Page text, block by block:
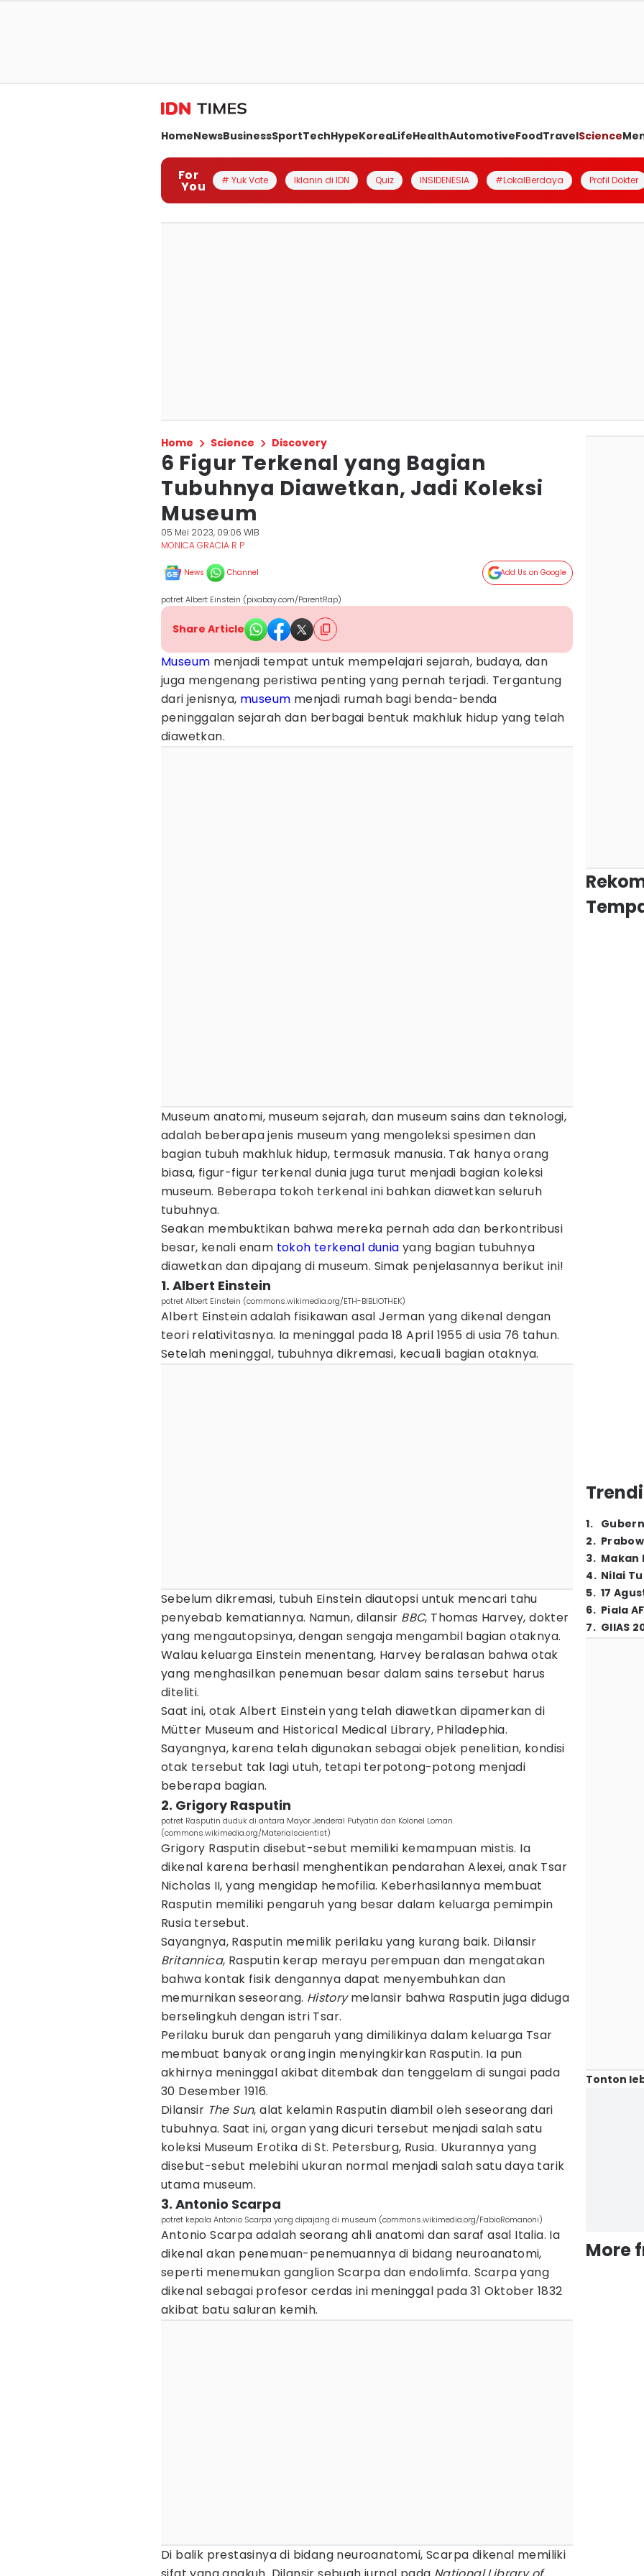
HomeNewsBusinessSportTechHypeKoreaLifeHealthAutomotiveFoodTravelScience
For
You # Yuk Vote Iklanin di IDN Quiz INSIDENESIA #LokalBerdaya Profil Dokter
Home Science Discovery
6 Figur Terkenal yang Bagian
Tubuhnya Diawetkan, Jadi Koleksi
Museum
05 Mei 2023, 09:06 WIB
MONICA GRACIA R P
News Channel Add Us on Google
potret Albert Einstein (pixabay.com/ParentRap)
Share Article
Museum menjadi tempat untuk mempelajari sejarah, budaya, dan
juga mengenang peristiwa penting yang pernah terjadi. Tergantung
dari jenisnya, museum menjadi rumah bagi benda-benda
peninggalan sejarah dan berbagai bentuk makhluk hidup yang telah
diawetkan.
Museum anatomi, museum sejarah, dan museum sains dan teknologi,
adalah beberapa jenis museum yang mengoleksi spesimen dan
bagian tubuh makhluk hidup, termasuk manusia. Tak hanya orang
biasa, figur-figur terkenal dunia juga turut menjadi bagian koleksi
museum. Beberapa tokoh terkenal ini bahkan diawetkan seluruh
tubuhnya.
Seakan membuktikan bahwa mereka pernah ada dan berkontribusi
besar, kenali enam tokoh terkenal dunia yang bagian tubuhnya
diawetkan dan dipajang di museum. Simak penjelasannya berikut ini!
1. Albert Einstein
potret Albert Einstein (commons.wikimedia.org/ETH-BIBLIOTHEK)
Albert Einstein adalah fisikawan asal Jerman yang dikenal dengan
teori relativitasnya. Ia meninggal pada 18 April 1955 di usia 76 tahun.
Setelah meninggal, tubuhnya dikremasi, kecuali bagian otaknya.
Sebelum dikremasi, tubuh Einstein diautopsi untuk mencari tahu
penyebab kematiannya. Namun, dilansir BBC, Thomas Harvey, dokter
yang mengautopsinya, dengan sengaja mengambil bagian otaknya.
Walau keluarga Einstein menentang, Harvey beralasan bahwa otak
yang menghasilkan penemuan besar dalam sains tersebut harus
diteliti.
Saat ini, otak Albert Einstein yang telah diawetkan dipamerkan di
Mütter Museum and Historical Medical Library, Philadephia.
Sayangnya, karena telah digunakan sebagai objek penelitian, kondisi
otak tersebut tak lagi utuh, tetapi terpotong-potong menjadi
beberapa bagian.
2. Grigory Rasputin
potret Rasputin duduk di antara Mayor Jenderal Putyatin dan Kolonel Loman
(commons.wikimedia.org/Materialscientist)
Grigory Rasputin disebut-sebut memiliki kemampuan mistis. Ia
dikenal karena berhasil menghentikan pendarahan Alexei, anak Tsar
Nicholas II, yang mengidap hemofilia. Keberhasilannya membuat
Rasputin memiliki pengaruh yang besar dalam keluarga pemimpin
Rusia tersebut.
Sayangnya, Rasputin memilik perilaku yang kurang baik. Dilansir
Britannica, Rasputin kerap merayu perempuan dan mengatakan
bahwa kontak fisik dengannya dapat menyembuhkan dan
memurnikan seseorang. Historymelansir bahwa Rasputin juga diduga
berselingkuh dengan istri Tsar.
Perilaku buruk dan pengaruh yang dimilikinya dalam keluarga Tsar
membuat banyak orang ingin menyingkirkan Rasputin. Ia pun
akhirnya meninggal akibat ditembak dan tenggelam di sungai pada
30 Desember 1916.
Dilansir The Sun, alat kelamin Rasputin diambil oleh seseorang dari
tubuhnya. Saat ini, organ yang dicuri tersebut menjadi salah satu
koleksi Museum Erotika di St. Petersburg, Rusia. Ukurannya yang
disebut-sebut melebihi ukuran normal menjadi salah satu daya tarik
utama museum.
3. Antonio Scarpa
potret kepala Antonio Scarpa yang dipajang di museum (commons.wikimedia.org/FabioRomanoni)
Antonio Scarpa adalah seorang ahli anatomi dan saraf asal Italia. Ia
dikenal akan penemuan-penemuannya di bidang neuroanatomi,
seperti menemukan ganglion Scarpa dan endolimfa. Scarpa yang
dikenal sebagai profesor cerdas ini meninggal pada 31 Oktober 1832
akibat batu saluran kemih.
Di balik prestasinya di bidang neuroanatomi, Scarpa dikenal memiliki
1.
2.
3. Makan
4. Nilai
5. 17
6. Piala
7. GIIAS
Tonton
More